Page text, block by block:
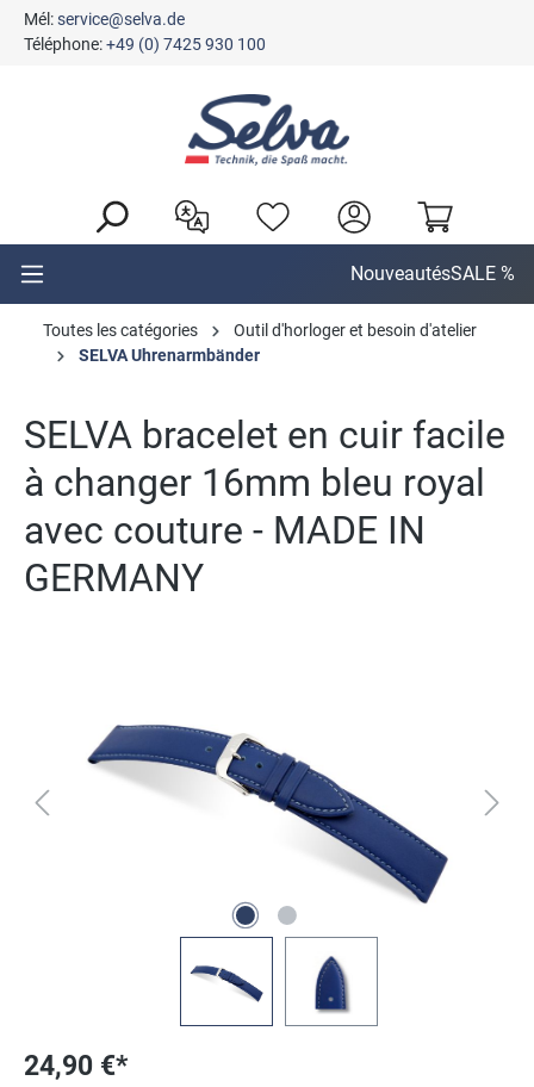
principal
Mél:service@selva.de
Téléphone:+49 (0) 7425 930 100
NouveautésSALE %
Toutes les catégories
Outil d'horloger et besoin d'atelier
SELVA Uhrenarmbänder
SELVA bracelet en cuir facile
à changer 16mm bleu royal
avec couture - MADE IN
GERMANY
24,90 €*